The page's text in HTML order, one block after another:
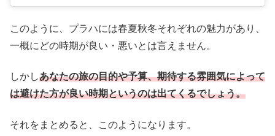
このように、プラハには春夏秋冬それぞれの魅力があり、
一概にどの時期が良い・悪いとは言えません。
しかしあなたの旅の目的や予算、期待する雰囲気によって
は避けた方が良い時期というのは出てくるでしょう。
それをまとめると、このようになります。